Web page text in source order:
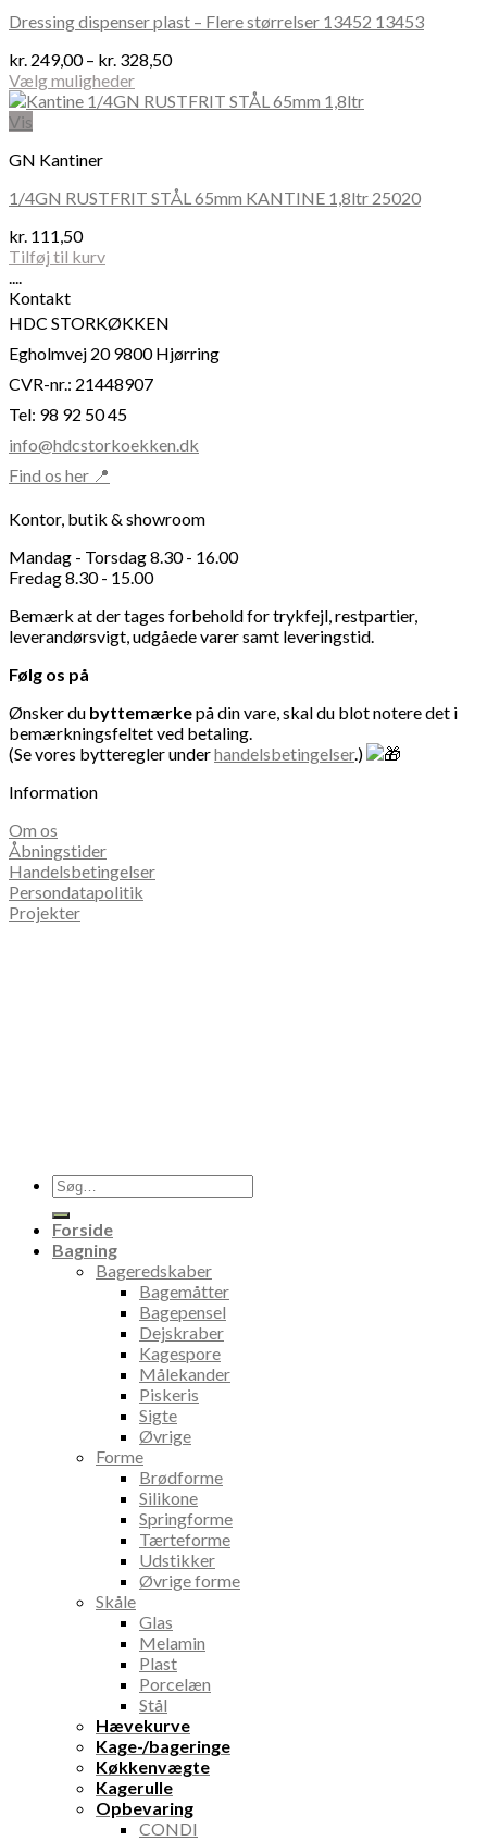
Dressing dispenser plast – Flere størrelser 13452 13453
kr. 249,00 – kr. 328,50Prisinterval:
til
Vælg muligheder
Dette
vare
flere
Mulighederne
vælges
på
varesiden
Vis
GN Kantiner
1/4GN RUSTFRIT STÅL 65mm KANTINE 1,8ltr 25020
kr. 111,50
Tilføj til kurv
....
Kontakt
HDC STORKØKKEN
Egholmvej 20 9800 Hjørring
CVR-nr.: 21448907
Tel: 98 92 50 45
info@hdcstorkoekken.dk
Find os her 📍
Kontor, butik & showroom
Mandag - Torsdag 8.30 - 16.00
Fredag 8.30 - 15.00
Bemærk at der tages forbehold for trykfejl, restpartier,
leverandørsvigt, udgåede varer samt leveringstid.
Følg os på
Ønsker du byttemærkepå din vare, skal du blot notere det i
bemærkningsfeltet ved betaling.
(Se vores bytteregler underhandelsbetingelser.)
Information
Om os
Åbningstider
Handelsbetingelser
Persondatapolitik
Projekter
Søg
efter:
Forside
Bagning
Bageredskaber
Bagemåtter
Bagepensel
Dejskraber
Kagespore
Målekander
Piskeris
Sigte
Øvrige
Forme
Brødforme
Silikone
Springforme
Tærteforme
Udstikker
Øvrige forme
Skåle
Glas
Melamin
Plast
Porcelæn
Stål
Hævekurve
Kage-/bageringe
Køkkenvægte
Kagerulle
Opbevaring
CONDI